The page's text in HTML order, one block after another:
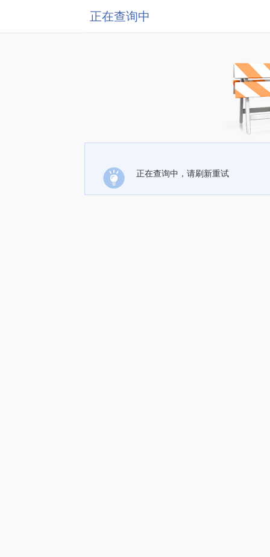
正在查询中
正在查询中，请刷新重试